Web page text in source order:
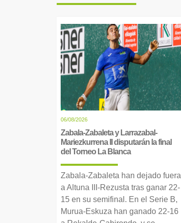
06/08/2026
Zabala-Zabaleta y Larrazabal-
Mariezkurrena II disputarán la final
del Torneo La Blanca
Zabala-Zabaleta han dejado fuera
a Altuna III-Rezusta tras ganar 22-
15 en su semifinal. En el Serie B,
Murua-Eskuza han ganado 22-16